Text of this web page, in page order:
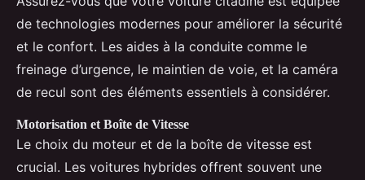
de technologies modernes pour améliorer la sécurité
et le confort. Les aides à la conduite comme le
freinage d’urgence, le maintien de voie, et la caméra
de recul sont des éléments essentiels à considérer.
Motorisation et Boîte de Vitesse
Le choix du moteur et de la boîte de vitesse est
crucial. Les voitures hybrides offrent souvent une